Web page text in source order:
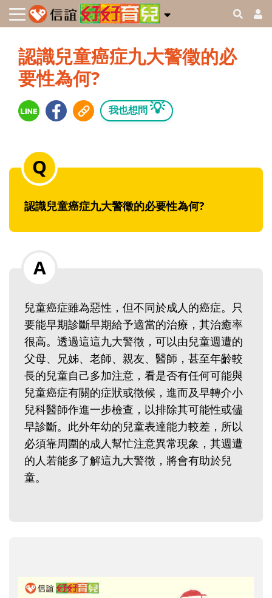
認識兒童癌症九大警徵的必
要性為何?
我也想問 💡
認識兒童癌症九大警徵的必要性為何?
兒童癌症雖為惡性，但不同於成人的癌症。只
要能早期診斷早期給予適當的治療，其治癒率
很高。透過這這九大警徵，可以由兒童週遭的
父母、兄姊、老師、親友、醫師，甚至年齡較
長的兒童自己多加注意，看是否有任何可能與
兒童癌症有關的症狀或徵候，進而及早轉介小
兒科醫師作進一步檢查，以排除其可能性或儘
早診斷。此外年幼的兒童表達能力較差，所以
必須靠周圍的成人幫忙注意異常現象，其週遭
的人若能多了解這九大警徵，將會有助於兒
童。